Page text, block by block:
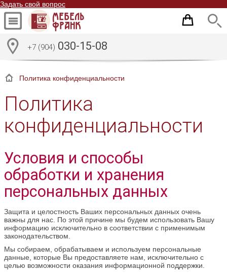
Задать свой вопрос
+7 (904) 030-15-08
Политика конфиденциальности
Политика
конфиденциальности
Условия и способы
обработки и хранения
персональных данных
Защита и целостность Ваших персональных данных очень
важны для нас. По этой причине мы будем использовать Вашу
информацию исключительно в соответствии с применимым
законодательством.
Мы собираем, обрабатываем и используем персональные
данные, которые Вы предоставляете нам, исключительно с
целью возможности оказания информационной поддержки.